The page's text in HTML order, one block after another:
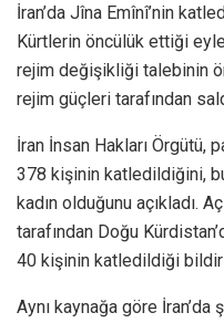
İran’da Jîna Emînî’nin
Kürtlerin öncülük ettiği
rejim değişikliği talebinin
rejim güçleri tarafından
İran İnsan Hakları Örgütü,
378 kişinin katledildiğini,
kadın olduğunu açıkladı.
tarafından Doğu
40 kişinin katledildiği
Aynı kaynağa göre